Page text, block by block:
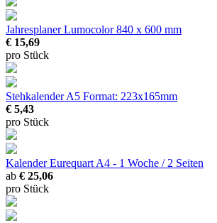
Jahresplaner Lumocolor840 x 600 mm
€ 15,69
pro Stück
Stehkalender A5 Format: 223x165mm
€ 5,43
pro Stück
Kalender Eurequart A4 - 1 Woche / 2 Seiten
ab € 25,06
pro Stück